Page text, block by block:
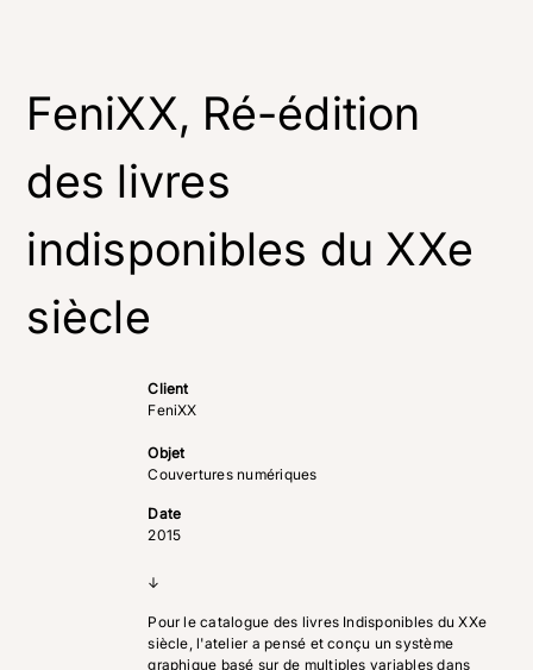
FeniXX, Ré-édition
des livres
indisponibles du XXe
siècle
Client
FeniXX
Objet
Couvertures numériques
Date
2015
↓
Pour le catalogue des livres Indisponibles du XXe
siècle, l'atelier a pensé et conçu un système
graphique basé sur de multiples variables dans